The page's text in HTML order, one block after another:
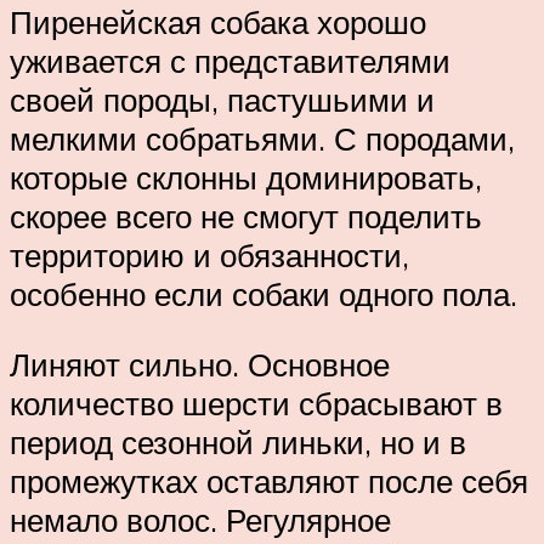
Пиренейская собака хорошо
уживается с представителями
своей породы, пастушьими и
мелкими собратьями. С породами,
которые склонны доминировать,
скорее всего не смогут поделить
территорию и обязанности,
особенно если собаки одного пола.
Линяют сильно. Основное
количество шерсти сбрасывают в
период сезонной линьки, но и в
промежутках оставляют после себя
немало волос. Регулярное